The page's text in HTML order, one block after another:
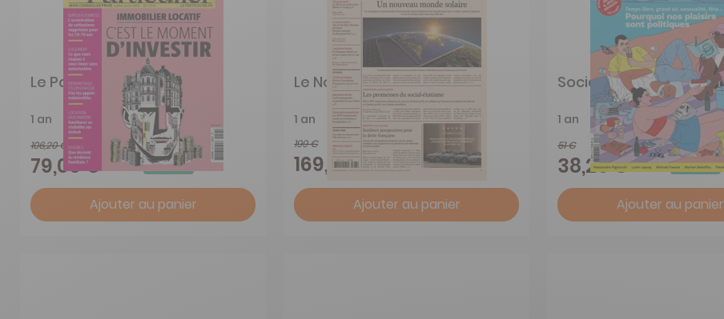
Le Particulier
1 an
106,20 €
79,00 € -26%
Ajouter au panier
Le Nouvel Economiste
1 an
199 €
169,15 € -15%
Ajouter au panier
Socialter
1 an
51 €
38,25 € -25%
Ajouter au panier